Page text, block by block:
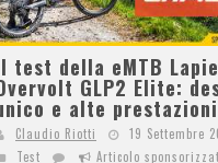
test della eMTB
GLP2 Elite:
e alte prestazioni
Claudio Riotti
19 Settembre
Test
Articolo